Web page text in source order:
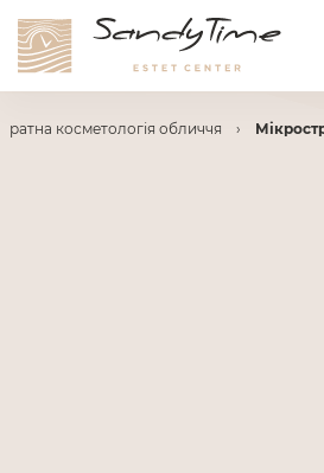
косметологія обличчя ›